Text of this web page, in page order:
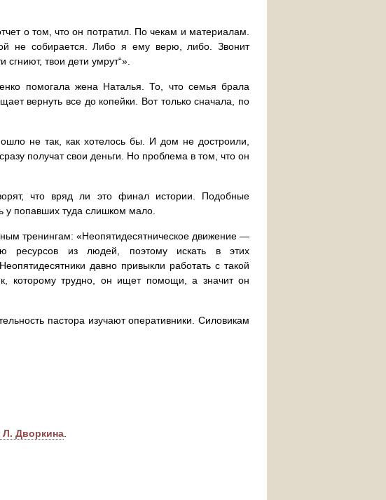
о том, что он потратил. По чекам и материалам.
не собирается. Либо я ему верю, либо. Звонит
твои дети умрут“».
помогала жена Наталья. То, что семья брала
вернуть все до копейки. Вот только сначала, по
не так, как хотелось бы. И дом не достроили,
получат свои деньги. Но проблема в том, что он
что вряд ли это финал истории. Подобные
у попавших туда слишком мало.
тренингам: «Неопятидесятническое движение —
ресурсов из людей, поэтому искать в этих
давно привыкли работать с такой
которому трудно, он ищет помощи, а значит он
пастора изучают оперативники. Силовикам
Л. Дворкина